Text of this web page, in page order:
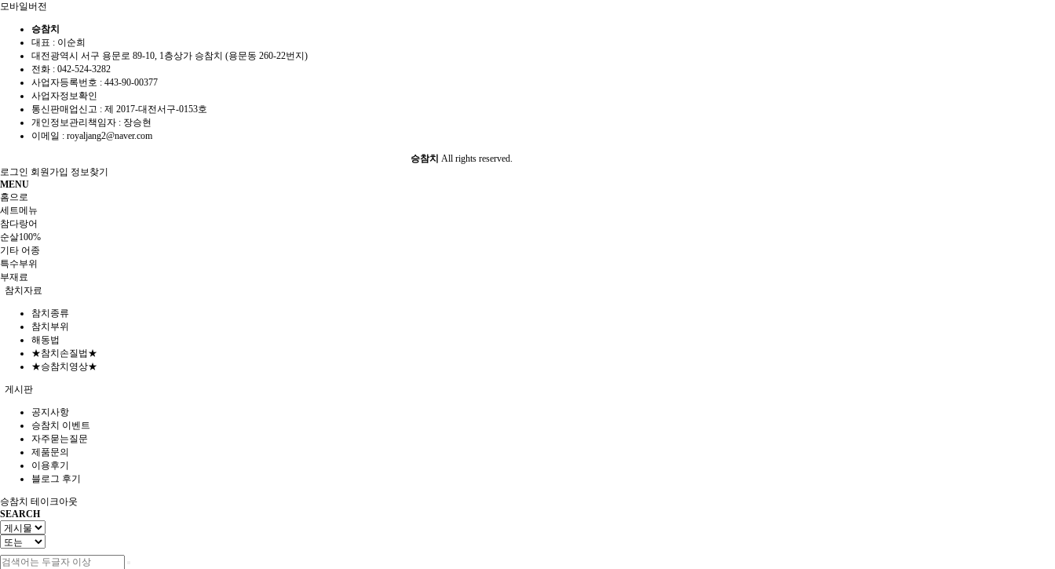
모바일버전
승참치
대표 : 이순희
대전광역시 서구 용문로 89-10, 1층상가 승참치 (용문동 260-22번지)
전화 : 042-524-3282
사업자등록번호 : 443-90-00377
사업자정보확인
통신판매업신고 : 제 2017-대전서구-0153호
개인정보관리책임자 : 장승현
이메일 : royaljang2@naver.com
승참치 All rights reserved.
로그인 회원가입 정보찾기
MENU
홈으로
세트메뉴
참다랑어
순살100%
기타 어종
특수부위
부재료
참치자료
참치종류
참치부위
해동법
★참치손질법★
★승참치영상★
게시판
공지사항
승참치 이벤트
자주묻는질문
제품문의
이용후기
블로그 후기
승참치 테이크아웃
SEARCH